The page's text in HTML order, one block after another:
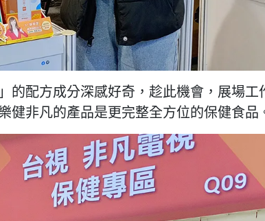
的配方成分深感好奇，趁此機會，展場工
健非凡的產品是更完整全方位的保健食品